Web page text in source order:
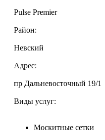
Pulse Premier
Район:
Невский
Адрес:
пр Дальневосточный 19/1
Виды услуг:
Москитные сетки